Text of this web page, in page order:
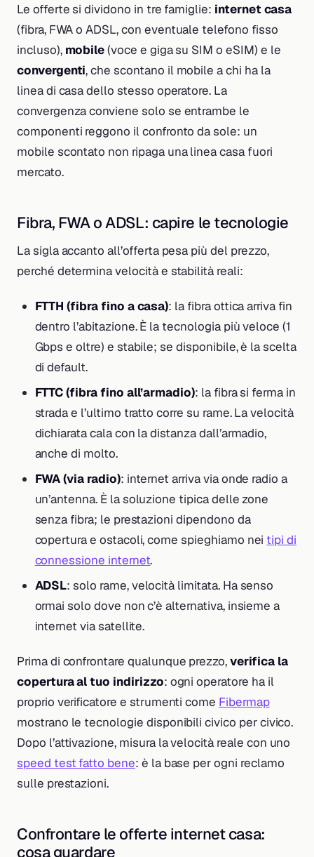
Le offerte si dividono in tre famiglie: internet casa
(fibra, FWA o ADSL, con eventuale telefono fisso
incluso), mobile(voce e giga su SIM o eSIM) e le
convergenti, che scontano il mobile a chi ha la
linea di casa dello stesso operatore. La
convergenza conviene solo se entrambe le
componenti reggono il confronto da sole: un
mobile scontato non ripaga una linea casa fuori
mercato.
Fibra, FWA o ADSL: capire le tecnologie
La sigla accanto all’offerta pesa più del prezzo,
perché determina velocità e stabilità reali:
FTTH (fibra fino a casa): la fibra ottica arriva fin
dentro l’abitazione. È la tecnologia più veloce (1
Gbps e oltre) e stabile; se disponibile, è la scelta
di default.
FTTC (fibra fino all’armadio): la fibra si ferma in
strada e l’ultimo tratto corre su rame. La velocità
dichiarata cala con la distanza dall’armadio,
anche di molto.
FWA (via radio): internet arriva via onde radio a
un’antenna. È la soluzione tipica delle zone
senza fibra; le prestazioni dipendono da
copertura e ostacoli, come spieghiamo nei tipi di
connessione internet.
ADSL: solo rame, velocità limitata. Ha senso
ormai solo dove non c’è alternativa, insieme a
internet via satellite.
Prima di confrontare qualunque prezzo,verifica la
copertura al tuo indirizzo: ogni operatore ha il
proprio verificatore e strumenti come Fibermap
mostrano le tecnologie disponibili civico per civico.
Dopo l’attivazione, misura la velocità reale con uno
speed test fatto bene: è la base per ogni reclamo
sulle prestazioni.
Confrontare le offerte internet casa:
cosa guardare